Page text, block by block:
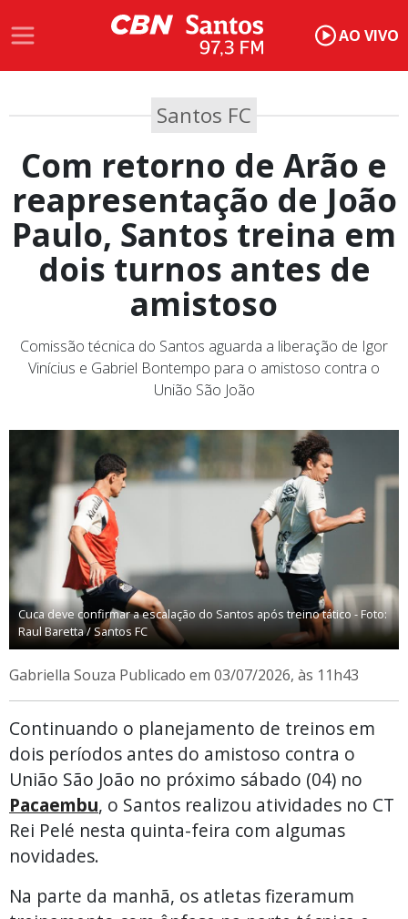
AO VIVO
Santos FC
Com retorno de Arão e
reapresentação de João
Paulo, Santos treina em
dois turnos antes de
amistoso
Comissão técnica do Santos aguarda a liberação de Igor
Vinícius e Gabriel Bontempo para o amistoso contra o
União São João
Cuca deve confirmar a escalação do Santos após treino tático - Foto:
Raul Baretta / Santos FC
Gabriella Souza Publicado em 03/07/2026, às 11h43
Continuando o planejamento de treinos em
dois períodos antes do amistoso contra o
União São João no próximo sábado (04) no
Pacaembu, o Santos realizou atividades no CT
Rei Pelé nesta quinta-feira com algumas
novidades.
Na parte da manhã, os atletas fizeramum